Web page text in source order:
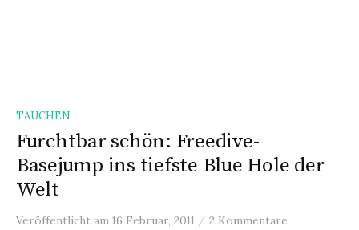
TAUCHEN
Furchtbar schön: Freedive-
Basejump ins tiefste Blue Hole der
Welt
Veröffentlicht am 16 Februar, 2011 / 2 Kommentare